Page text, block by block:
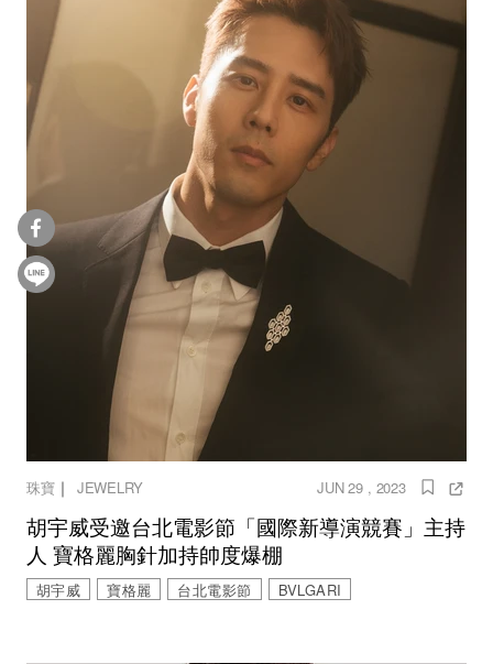
珠寶｜ JEWELRY JUN 29 , 2023
胡宇威受邀台北電影節「國際新導演競賽」主持
人 寶格麗胸針加持帥度爆棚
胡宇威 寶格麗 台北電影節 BVLGARI